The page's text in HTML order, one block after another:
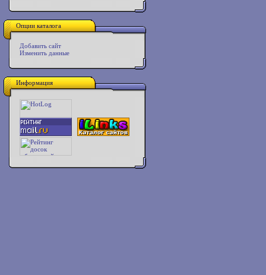
Опции каталога
Добавить сайт
Изменить данные
Информация